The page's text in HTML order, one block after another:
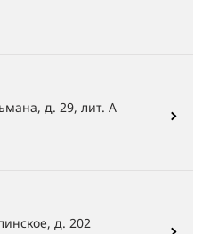
д. 29, лит. А
д. 202